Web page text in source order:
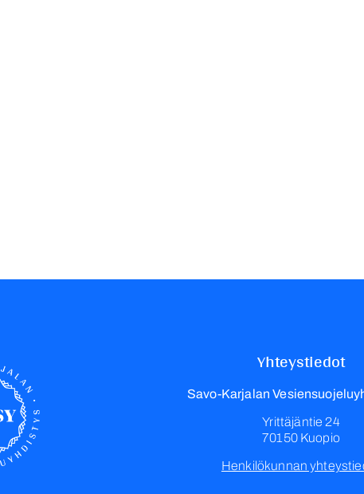
Yhteystiedot
Savo-Karjalan
Yrittäjäntie 24
70150 Kuopio
Henkilökunnan